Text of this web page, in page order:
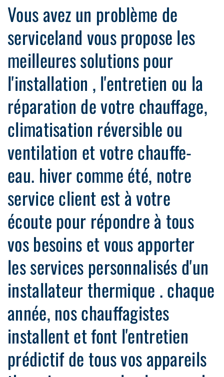
Vous avez un problème de
serviceland vous propose les
meilleures solutions pour
l'installation , l'entretien ou la
réparation de votre chauffage,
climatisation réversible ou
ventilation et votre chauffe-
eau. hiver comme été, notre
service client est à votre
écoute pour répondre à tous
vos besoins et vous apporter
les services personnalisés d'un
installateur thermique . chaque
année, nos chauffagistes
installent et font l'entretien
prédictif de tous vos appareils